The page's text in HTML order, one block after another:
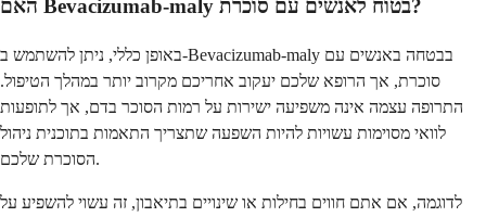
האם Bevacizumab-maly בטוח לאנשים עם סוכרת?
באופן כללי, ניתן להשתמש ב-Bevacizumab-maly בבטחה באנשים עם
סוכרת, אך הרופא שלכם יעקוב אחריכם מקרוב יותר במהלך הטיפול.
התרופה עצמה אינה משפיעה ישירות על רמות הסוכר בדם, אך לתופעות
לוואי מסוימות עשויות להיות השפעה שתצריך התאמות בתוכנית ניהול
הסוכרת שלכם.
לדוגמה, אם אתם חווים בחילות או שינויים בתיאבון, זה עשוי להשפיע על